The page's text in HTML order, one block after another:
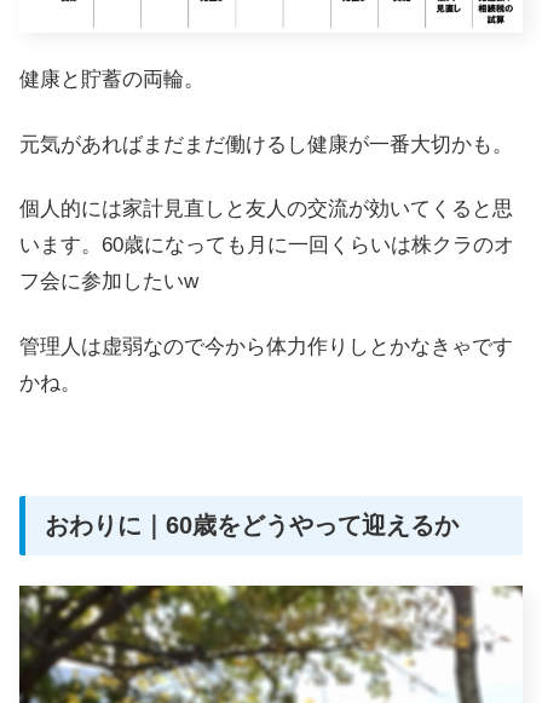
健康と貯蓄の両輪。
元気があればまだまだ働けるし健康が一番大切かも。
個人的には家計見直しと友人の交流が効いてくると思
います。60歳になっても月に一回くらいは株クラのオ
フ会に参加したいw
管理人は虚弱なので今から体力作りしとかなきゃです
かね。
おわりに｜60歳をどうやって迎えるか